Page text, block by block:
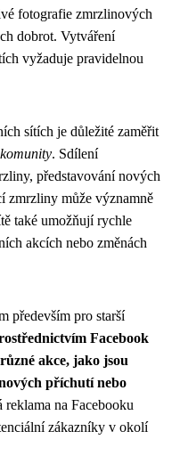
fotografie zmrzlinových
dobrot. Vytváření
vyžaduje pravidelnou
sítích je důležité zaměřit
. Sdílení
představování nových
zmrzliny může významně
také umožňují rychle
akcích nebo změnách
především pro starší
Facebook
akce, jako jsou
příchutí nebo
reklama na Facebooku
zákazníky v okolí